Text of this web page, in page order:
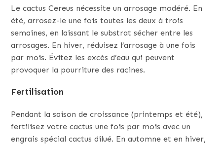
Le cactus Cereus nécessite un arrosage modéré. En
été, arrosez-le une fois toutes les deux à trois
semaines, en laissant le substrat sécher entre les
arrosages. En hiver, réduisez l’arrosage à une fois
par mois. Évitez les excès d’eau qui peuvent
provoquer la pourriture des racines.
Fertilisation
Pendant la saison de croissance (printemps et été),
fertilisez votre cactus une fois par mois avec un
engrais spécial cactus dilué. En automne et en hiver,